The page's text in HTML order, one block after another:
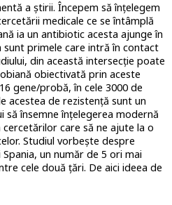
a știrii. Începem să înțelegem
medicale ce se întâmplă
ia un antibiotic acesta ajunge în
primele care intră în contact
din această intersecție poate
obiectivată prin aceste
gene/probă, în cele 3000 de
acestea de rezistență sunt un
însemne înțelegerea modernă
care să ne ajute la o
Studiul vorbește despre
un număr de 5 ori mai
cele două țări. De aici ideea de